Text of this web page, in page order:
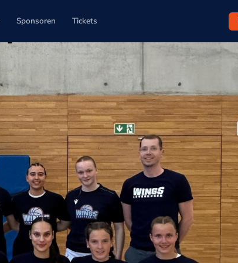
Sponsoren Tickets